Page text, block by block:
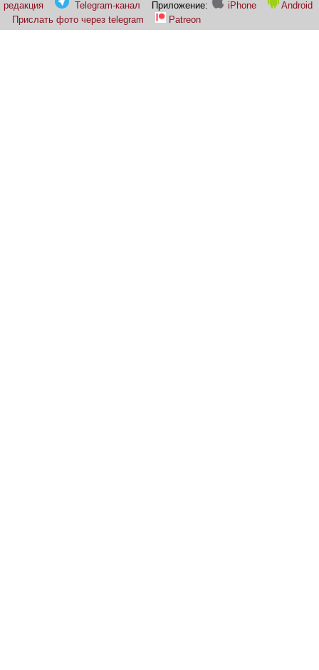
редакция Telegram-канал Приложение: iPhone
Android
Прислать фото через telegram
Patreon